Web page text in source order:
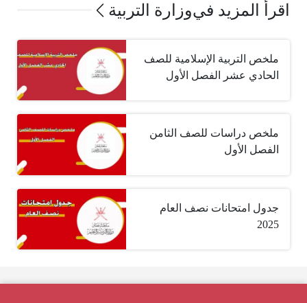
اقرأ المزيد فيوزارة التربية
ملخص التربية الإسلامية للصف
الحادي عشر الفصل الأول
ملخص دراسات للصف الثامن
الفصل الأول
جدول امتحانات نصف العام
2025